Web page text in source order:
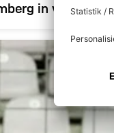
in voller